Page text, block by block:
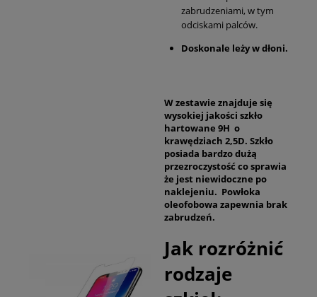
zabrudzeniami, w tym
odciskami palców.
Doskonale leży w dłoni.
W zestawie znajduje się
wysokiej jakości szkło
hartowane 9H o
krawędziach 2,5D. Szkło
posiada bardzo dużą
przezroczystość co sprawia
że jest niewidoczne po
naklejeniu. Powłoka
oleofobowa zapewnia brak
zabrudzeń.
Jak rozróżnić
rodzaje